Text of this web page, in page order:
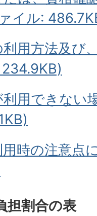
イル:
用方法及び
用できない
時の注意点
担割合の表